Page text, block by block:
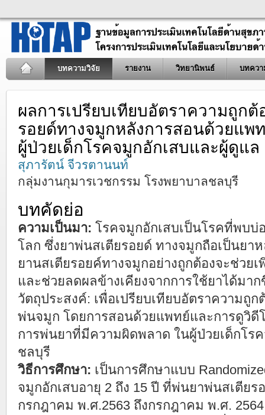
บทความวิจัย รายงาน วิทยานิพนธ์ บทควา
ผลการเปรียบเทียบอัตราความถูก
รอยด์ทางจมูกหลังการสอนด้วยแพ
ผู้ป่วยเด็กโรคจมูกอักเสบและผู้ดูแล
สุภารัตน์ จีวรตานนท์
กลุ่มงานกุมารเวชกรรม โรงพยาบาลชลบุรี
บทคัดย่อ
ความเป็นมา: โรคจมูกอักเสบเป็นโรคที่พบ
โลก ซึ่งยาพ่นสเตียรอยด์ ทางจมูกถือเป็นยา
ยานสเตียรอยค์ทางจมูกอย่างถูกต้องจะช่วย
และช่วยลดผลข้างเคียงจากการใช้ยาได้มา
วัตถุประสงค์: เพื่อเปรียบเทียบอัตราความถู
พ่นจมูก โดยการสอนด้วยแพทย์และการดูวิดี
การพ่นยาที่มีความผิดพลาด ในผู้ป่วยเด็กโร
ชลบุรี
วิธีการศึกษา: เป็นการศึกษาแบบ
จมูกอักเสบอายุ 2 ถึง 15 ปี ที่พ่นยาพ่นสเตีย
กรกฎาคม พ.ศ.2563 ถึงกรกฎาคม พ.ศ.